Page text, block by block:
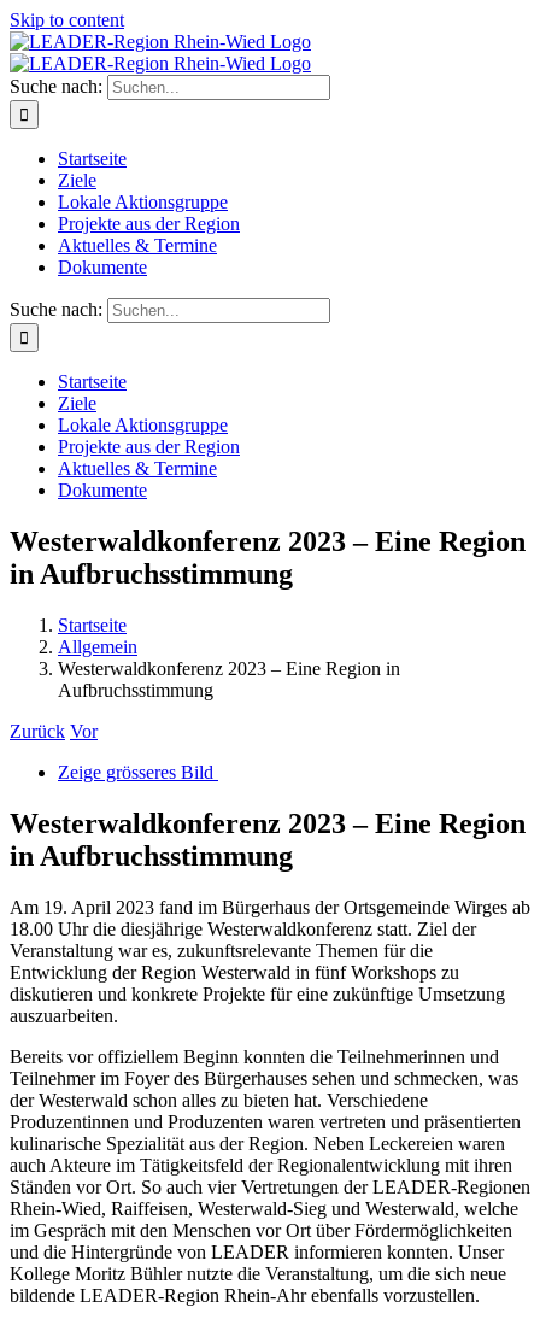
Skip to content
Suche nach:
Startseite
Ziele
Lokale Aktionsgruppe
Projekte aus der Region
Aktuelles & Termine
Dokumente
Suche nach:
Startseite
Ziele
Lokale Aktionsgruppe
Projekte aus der Region
Aktuelles & Termine
Dokumente
Westerwaldkonferenz 2023 – Eine Region
in Aufbruchsstimmung
Startseite
Allgemein
Westerwaldkonferenz 2023 – Eine Region in
Aufbruchsstimmung
Zurück Vor
Zeige grösseres Bild
Westerwaldkonferenz 2023 – Eine Region
in Aufbruchsstimmung
Am 19. April 2023 fand im Bürgerhaus der Ortsgemeinde Wirges ab
18.00 Uhr die diesjährige Westerwaldkonferenz statt. Ziel der
Veranstaltung war es, zukunftsrelevante Themen für die
Entwicklung der Region Westerwald in fünf Workshops zu
diskutieren und konkrete Projekte für eine zukünftige Umsetzung
auszuarbeiten.
Bereits vor offiziellem Beginn konnten die Teilnehmerinnen und
Teilnehmer im Foyer des Bürgerhauses sehen und schmecken, was
der Westerwald schon alles zu bieten hat. Verschiedene
Produzentinnen und Produzenten waren vertreten und präsentierten
kulinarische Spezialität aus der Region. Neben Leckereien waren
auch Akteure im Tätigkeitsfeld der Regionalentwicklung mit ihren
Ständen vor Ort. So auch vier Vertretungen der LEADER-Regionen
Rhein-Wied, Raiffeisen, Westerwald-Sieg und Westerwald, welche
im Gespräch mit den Menschen vor Ort über Fördermöglichkeiten
und die Hintergründe von LEADER informieren konnten. Unser
Kollege Moritz Bühler nutzte die Veranstaltung, um die sich neue
bildende LEADER-Region Rhein-Ahr ebenfalls vorzustellen.